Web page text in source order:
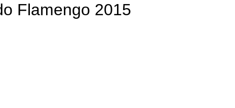
Flamengo 2015